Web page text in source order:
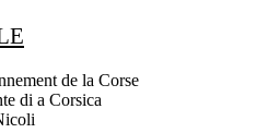
de la Corse
di a Corsica